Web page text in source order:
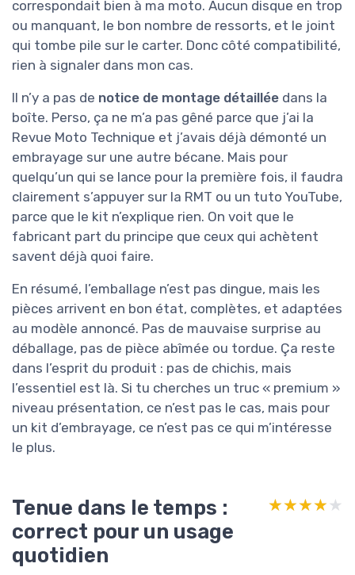
correspondait bien à ma moto. Aucun disque en trop
ou manquant, le bon nombre de ressorts, et le joint
qui tombe pile sur le carter. Donc côté compatibilité,
rien à signaler dans mon cas.
Il n’y a pas de notice de montage détaillée dans la
boîte. Perso, ça ne m’a pas gêné parce que j’ai la
Revue Moto Technique et j’avais déjà démonté un
embrayage sur une autre bécane. Mais pour
quelqu’un qui se lance pour la première fois, il faudra
clairement s’appuyer sur la RMT ou un tuto YouTube,
parce que le kit n’explique rien. On voit que le
fabricant part du principe que ceux qui achètent
savent déjà quoi faire.
En résumé, l’emballage n’est pas dingue, mais les
pièces arrivent en bon état, complètes, et adaptées
au modèle annoncé. Pas de mauvaise surprise au
déballage, pas de pièce abîmée ou tordue. Ça reste
dans l’esprit du produit : pas de chichis, mais
l’essentiel est là. Si tu cherches un truc « premium »
niveau présentation, ce n’est pas le cas, mais pour
un kit d’embrayage, ce n’est pas ce qui m’intéresse
le plus.
Tenue dans le temps :
correct pour un usage
quotidien
★★★★★
★★★★★